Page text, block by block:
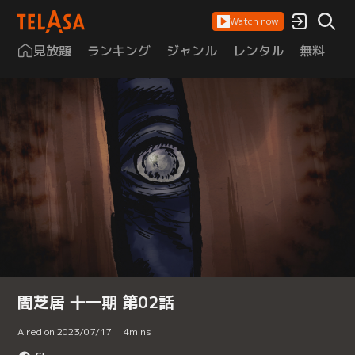
Watch now
見放題 ランキング ジャンル レンタル 無料
闇芝居 十一期 第02話
Aired on 2023/07/17 4mins